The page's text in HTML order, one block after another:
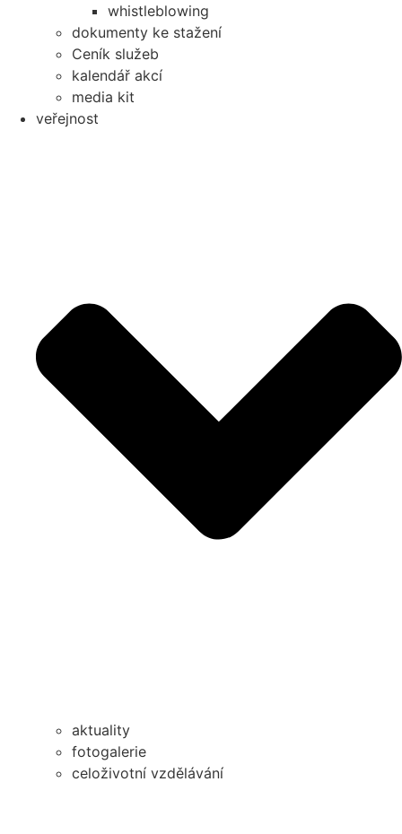
whistleblowing
dokumenty ke stažení
Ceník služeb
kalendář akcí
media kit
veřejnost
aktuality
fotogalerie
celoživotní vzdělávání